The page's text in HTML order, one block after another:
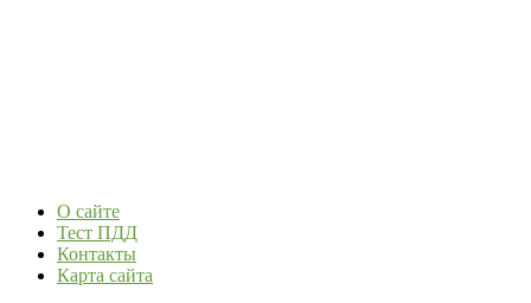
О сайте
Тест ПДД
Контакты
Карта сайта